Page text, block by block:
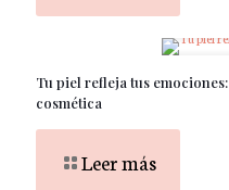
Tu piel refleja tus
cosmética
Leer más